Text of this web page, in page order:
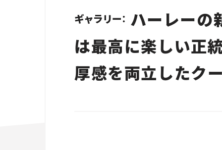
ギャラリー： ハーレーの
は最高に楽しい正
厚感を両立したク